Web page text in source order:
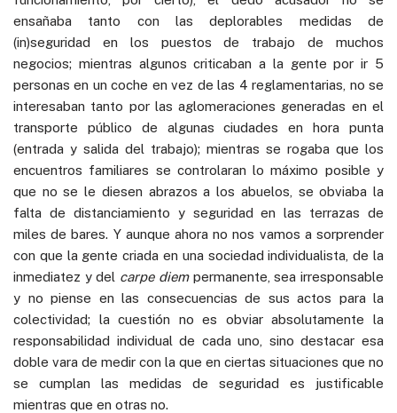
ensañaba tanto con las deplorables medidas de
(in)seguridad en los puestos de trabajo de muchos
negocios; mientras algunos criticaban a la gente por ir 5
personas en un coche en vez de las 4 reglamentarias, no se
interesaban tanto por las aglomeraciones generadas en el
transporte público de algunas ciudades en hora punta
(entrada y salida del trabajo); mientras se rogaba que los
encuentros familiares se controlaran lo máximo posible y
que no se le diesen abrazos a los abuelos, se obviaba la
falta de distanciamiento y seguridad en las terrazas de
miles de bares. Y aunque ahora no nos vamos a sorprender
con que la gente criada en una sociedad individualista, de la
inmediatez y del carpe diem permanente, sea irresponsable
y no piense en las consecuencias de sus actos para la
colectividad; la cuestión no es obviar absolutamente la
responsabilidad individual de cada uno, sino destacar esa
doble vara de medir con la que en ciertas situaciones que no
se cumplan las medidas de seguridad es justificable
mientras que en otras no.